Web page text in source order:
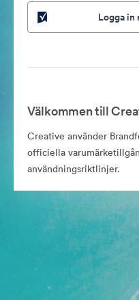
Logga in
Välkommen till
Creative använder
officiella
användningsriktlinjer.